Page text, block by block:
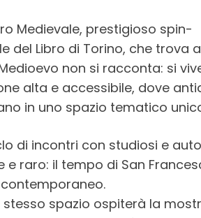
Medievale, prestigioso spin-
del Libro di Torino, che trova
non si racconta: si
alta e accessibile, dove
in uno spazio tematico
di incontri con studiosi e
e raro: il tempo di San
stesso spazio ospiterà la